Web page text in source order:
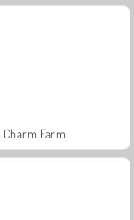
Charm Farm